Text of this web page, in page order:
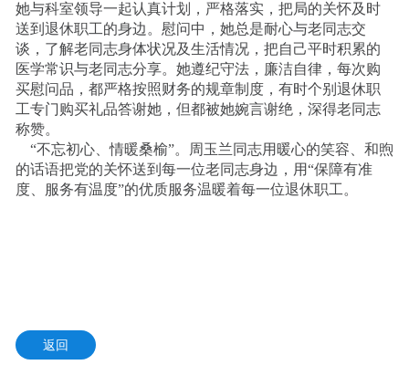
她与科室领导一起认真计划，严格落实，把局的关怀及时
送到退休职工的身边。慰问中，她总是耐心与老同志交
谈，了解老同志身体状况及生活情况，把自己平时积累的
医学常识与老同志分享。她遵纪守法，廉洁自律，每次购
买慰问品，都严格按照财务的规章制度，有时个别退休职
工专门购买礼品答谢她，但都被她婉言谢绝，深得老同志
称赞。
“不忘初心、情暖桑榆”。周玉兰同志用暖心的笑容、和煦
的话语把党的关怀送到每一位老同志身边，用“保障有准
度、服务有温度”的优质服务温暖着每一位退休职工。
返回